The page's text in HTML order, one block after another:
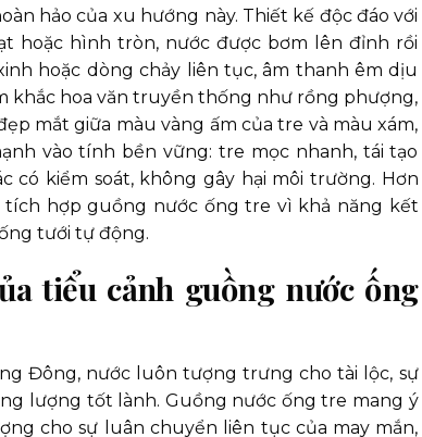
hảo của xu hướng này. Thiết kế độc đáo với
hoặc hình tròn, nước được bơm lên đỉnh rồi
hoặc dòng chảy liên tục, âm thanh êm dịu
khắc hoa văn truyền thống như rồng phượng,
mắt giữa màu vàng ấm của tre và màu xám,
vào tính bền vững: tre mọc nhanh, tái tạo
có kiểm soát, không gây hại môi trường. Hơn
tích hợp guồng nước ống tre vì khả năng kết
tưới tự động.
tiểu cảnh guồng nước ống
Đông, nước luôn tượng trưng cho tài lộc, sự
lượng tốt lành. Guồng nước ống tre mang ý
cho sự luân chuyển liên tục của may mắn,